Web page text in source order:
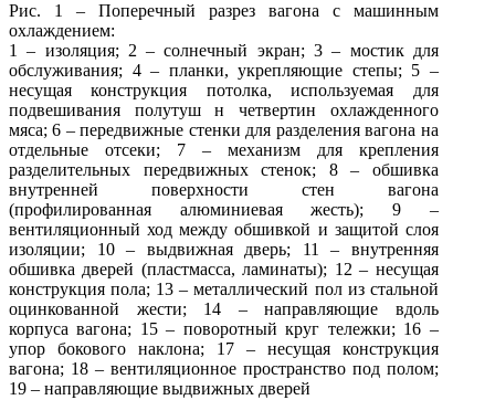
Рис. 1 – Поперечный разрез вагона с машинным
охлаждением:
1 – изоляция; 2 – солнечный экран; 3 – мостик для
обслуживания; 4 – планки, укрепляющие степы; 5 –
несущая конструкция потолка, используемая для
подвешивания полутуш н четвертин охлажденного
мяса; 6 – передвижные стенки для разделения вагона на
отдельные отсеки; 7 – механизм для крепления
разделительных передвижных стенок; 8 – обшивка
внутренней поверхности стен вагона
(профилированная алюминиевая жесть); 9 –
вентиляционный ход между обшивкой и защитой слоя
изоляции; 10 – выдвижная дверь; 11 – внутренняя
обшивка дверей (пластмасса, ламинаты); 12 – несущая
конструкция пола; 13 – металлический пол из стальной
оцинкованной жести; 14 – направляющие вдоль
корпуса вагона; 15 – поворотный круг тележки; 16 –
упор бокового наклона; 17 – несущая конструкция
вагона; 18 – вентиляционное пространство под полом;
19 – направляющие выдвижных дверей